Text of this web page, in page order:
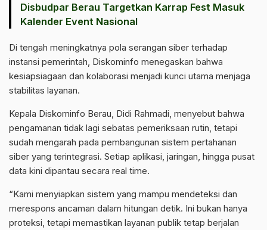
Disbudpar Berau Targetkan Karrap Fest Masuk
Kalender Event Nasional
‎Di tengah meningkatnya pola serangan siber terhadap
instansi pemerintah, Diskominfo menegaskan bahwa
kesiapsiagaan dan kolaborasi menjadi kunci utama menjaga
stabilitas layanan.
‎Kepala Diskominfo Berau, Didi Rahmadi, menyebut bahwa
pengamanan tidak lagi sebatas pemeriksaan rutin, tetapi
sudah mengarah pada pembangunan sistem pertahanan
siber yang terintegrasi. Setiap aplikasi, jaringan, hingga pusat
data kini dipantau secara real time.
‎“Kami menyiapkan sistem yang mampu mendeteksi dan
merespons ancaman dalam hitungan detik. Ini bukan hanya
proteksi, tetapi memastikan layanan publik tetap berjalan